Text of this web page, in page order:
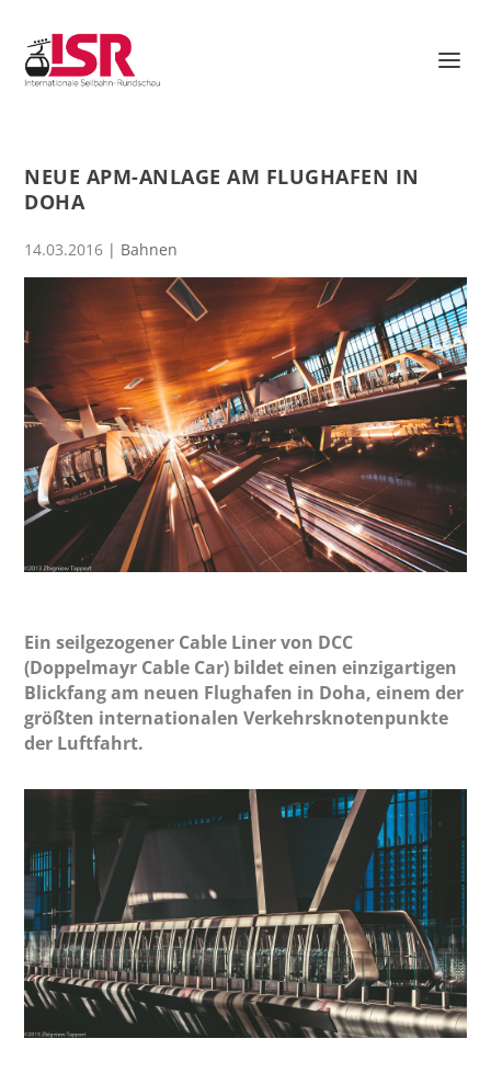
NEUE APM-ANLAGE AM FLUGHAFEN IN
DOHA
14.03.2016 | Bahnen
Ein seilgezogener Cable Liner von DCC
(Doppelmayr Cable Car) bildet einen einzigartigen
Blickfang am neuen Flughafen in Doha, einem der
größten internationalen Verkehrsknotenpunkte
der Luftfahrt.